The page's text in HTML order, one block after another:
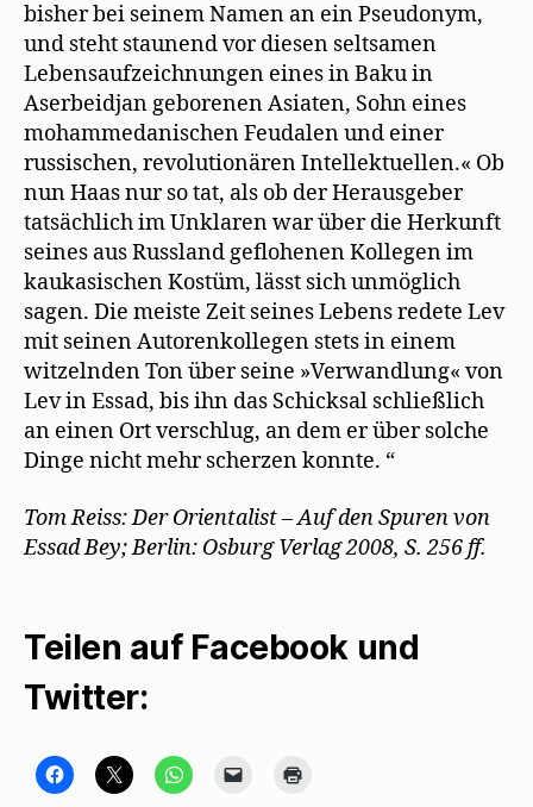
bisher bei seinem Namen an ein Pseudonym,
und steht staunend vor diesen seltsamen
Lebensaufzeichnungen eines in Baku in
Aserbeidjan geborenen Asiaten, Sohn eines
mohammedanischen Feudalen und einer
russischen, revolutionären Intellektuellen.« Ob
nun Haas nur so tat, als ob der Herausgeber
tatsächlich im Unklaren war über die Herkunft
seines aus Russland geflohenen Kollegen im
kaukasischen Kostüm, lässt sich unmöglich
sagen. Die meiste Zeit seines Lebens redete Lev
mit seinen Autorenkollegen stets in einem
witzelnden Ton über seine »Verwandlung« von
Lev in Essad, bis ihn das Schicksal schließlich
an einen Ort verschlug, an dem er über solche
Dinge nicht mehr scherzen konnte. “
Tom Reiss: Der Orientalist – Auf den Spuren von
Essad Bey; Berlin: Osburg Verlag 2008, S. 256 ff.
Teilen auf Facebook und
Twitter:
K
l
K
l
K
l